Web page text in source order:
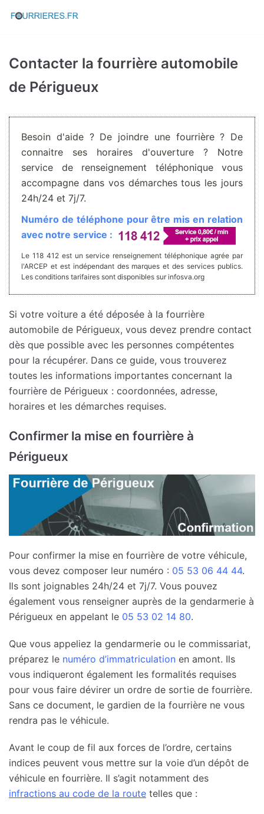
Aller
Contacter la fourrière automobile
de Périgueux
Besoin d'aide ? De joindre une fourrière ? De
connaitre ses horaires d'ouverture ? Notre
service de renseignement téléphonique vous
accompagne dans vos démarches tous les jours
24h/24 et 7j/7.
Numéro de téléphone pour être mis en relation
avec notre service :
Le 118 412 est un service renseignement téléphonique agrée par
l'ARCEP et est indépendant des marques et des services publics.
Les conditions tarifaires sont disponibles sur infosva.org
Si votre voiture a été déposée à la fourrière
automobile de Périgueux, vous devez prendre contact
dès que possible avec les personnes compétentes
pour la récupérer. Dans ce guide, vous trouverez
toutes les informations importantes concernant la
fourrière de Périgueux : coordonnées, adresse,
horaires et les démarches requises.
Confirmer la mise en fourrière à
Périgueux
Pour confirmer la mise en fourrière de votre véhicule,
vous devez composer leur numéro : 05 53 06 44 44.
Ils sont joignables 24h/24 et 7j/7. Vous pouvez
également vous renseigner auprès de la gendarmerie à
Périgueux en appelant le 05 53 02 14 80.
Que vous appeliez la gendarmerie ou le commissariat,
préparez le numéro d’immatriculation en amont. Ils
vous indiqueront également les formalités requises
pour vous faire dévirer un ordre de sortie de fourrière.
Sans ce document, le gardien de la fourrière ne vous
rendra pas le véhicule.
Avant le coup de fil aux forces de l’ordre, certains
indices peuvent vous mettre sur la voie d’un dépôt de
véhicule en fourrière. Il s’agit notamment des
infractions au code de la route telles que :